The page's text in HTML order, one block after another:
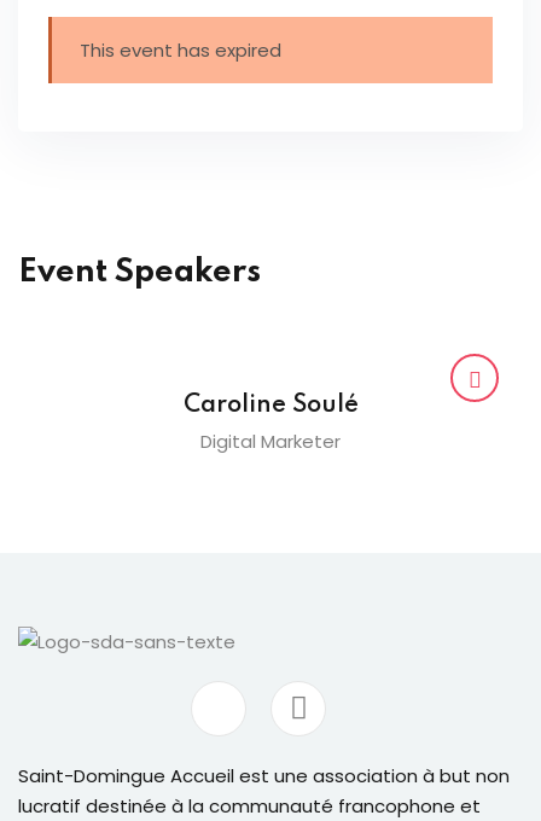
This event has expired
Event Speakers
Caroline Soulé
Digital Marketer
Saint-Domingue Accueil est une association à but non
lucratif destinée à la communauté francophone et